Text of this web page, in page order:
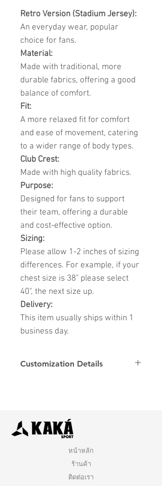
Retro Version (Stadium Jersey):
An everyday wear, popular
choice for fans.
Material:
Made with traditional, more
durable fabrics, offering a good
balance of comfort.
Fit:
A more relaxed fit for comfort
and ease of movement, catering
to a wider range of body types.
Club Crest:
Made with high quality fabrics.
Purpose:
Designed for fans to support
their team, offering a durable
and cost-effective option.
Sizing:
Please allow 1-2 inches of sizing
differences. For example, if your
chest size is 38" please select
40", the next size up.
Delivery:
This item usually ships within 1
business day.
Customization Details
Fonts
หน้าหลัก
ร้านค้า
ติดต่อเรา